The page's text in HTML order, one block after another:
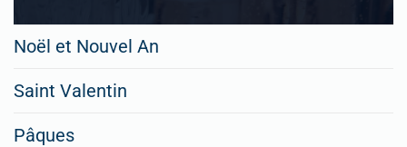
Noël et Nouvel An
Saint Valentin
Pâques